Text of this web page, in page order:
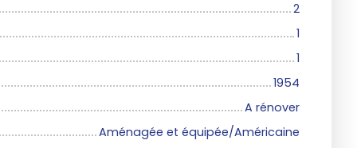
2
1
1
1954
A rénover
Aménagée et équipée/Américaine